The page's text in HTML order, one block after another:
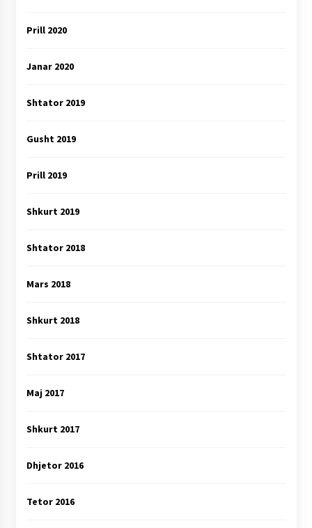
Prill 2020
Janar 2020
Shtator 2019
Gusht 2019
Prill 2019
Shkurt 2019
Shtator 2018
Mars 2018
Shkurt 2018
Shtator 2017
Maj 2017
Shkurt 2017
Dhjetor 2016
Tetor 2016